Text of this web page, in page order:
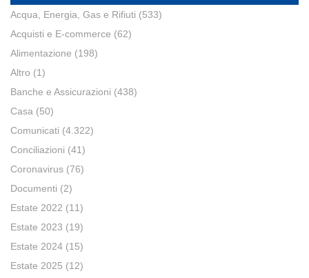
Acqua, Energia, Gas e Rifiuti (533)
Acquisti e E-commerce (62)
Alimentazione (198)
Altro (1)
Banche e Assicurazioni (438)
Casa (50)
Comunicati (4.322)
Conciliazioni (41)
Coronavirus (76)
Documenti (2)
Estate 2022 (11)
Estate 2023 (19)
Estate 2024 (15)
Estate 2025 (12)